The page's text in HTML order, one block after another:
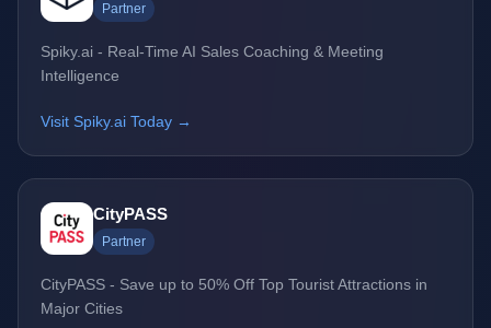
Partner
Spiky.ai - Real-Time AI Sales Coaching & Meeting
Intelligence
Visit Spiky.ai Today →
CityPASS
Partner
CityPASS - Save up to 50% Off Top Tourist Attractions in
Major Cities